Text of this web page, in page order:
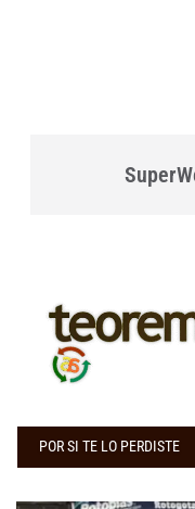
POR SI TE LO PERDISTE